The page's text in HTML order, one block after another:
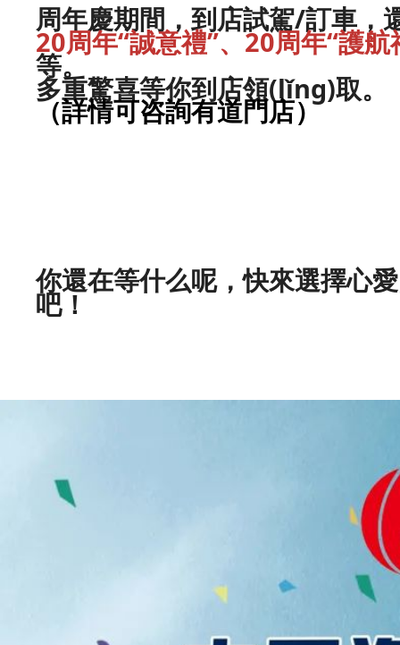
周年慶期間，到店試駕/訂車
20周年“誠意禮”、20周年“護
等。
多重驚喜等你到店領(lǐng)取。
（詳情可咨詢有道門店）
你還在等什么呢，快來選擇
吧！